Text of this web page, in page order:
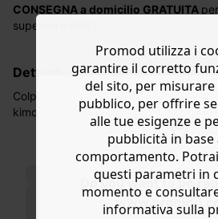
Do you want to be
CONSEGNA a domicilio GRATUITA
superiori
La consegna del tuo ordine avverrà
lavorativi all'indirizzo da te indicato
ordinazione, al costo di 4 € per ordini
Hai 30 gg. per restituire o cambiare gli articoli a
decorrere dalla data dell’avvenuta
dettagli, cura e composizione
Colpo di fulmine! Desideri confezionare
kimono, una borsa da bowling, una
e via dicendo? Questo tessuto
impreziosito dal motivo leopardato
passo con i tempi fa proprio caso tuo!
scopri i modelli Promod su promod.it
POTREBBERO PIACERTI
Promod utilizza i
garantire il corretto
del sito, per
pubblico, per offrire
alle tue esigenze e
pubblicità in base
comportamento.
questi parametri in
momento e
informativa sulla